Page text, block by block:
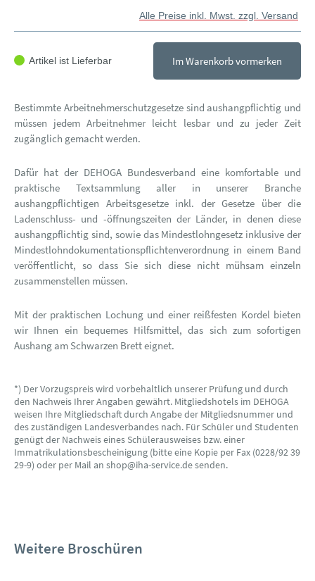
Alle Preise inkl. Mwst. zzgl. Versand
Artikel ist Lieferbar Im Warenkorb vormerken
Bestimmte Arbeitnehmerschutzgesetze sind aushangpflichtig und
müssen jedem Arbeitnehmer leicht lesbar und zu jeder Zeit
zugänglich gemacht werden.
Dafür hat der DEHOGA Bundesverband eine komfortable und
praktische Textsammlung aller in unserer Branche
aushangpflichtigen Arbeitsgesetze inkl. der Gesetze über die
Ladenschluss- und -öffnungszeiten der Länder, in denen diese
aushangpflichtig sind, sowie das Mindestlohngesetz inklusive der
Mindestlohndokumentationspflichtenverordnung in einem Band
veröffentlicht, so dass Sie sich diese nicht mühsam einzeln
zusammenstellen müssen.
Mit der praktischen Lochung und einer reißfesten Kordel bieten
wir Ihnen ein bequemes Hilfsmittel, das sich zum sofortigen
Aushang am Schwarzen Brett eignet.
*) Der Vorzugspreis wird vorbehaltlich unserer Prüfung und durch
den Nachweis Ihrer Angaben gewährt. Mitgliedshotels im DEHOGA
weisen Ihre Mitgliedschaft durch Angabe der Mitgliedsnummer und
des zuständigen Landesverbandes nach. Für Schüler und Studenten
genügt der Nachweis eines Schülerausweises bzw. einer
Immatrikulationsbescheinigung (bitte eine Kopie per Fax (0228/92 39
29-9) oder per Mail an shop@iha-service.de senden.
Weitere Broschüren